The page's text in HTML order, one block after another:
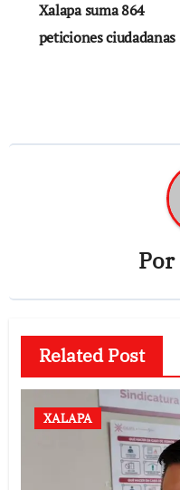
de
entradas
Xalapa suma 864
peticiones ciudadanas
Por
Related Post
XALAPA